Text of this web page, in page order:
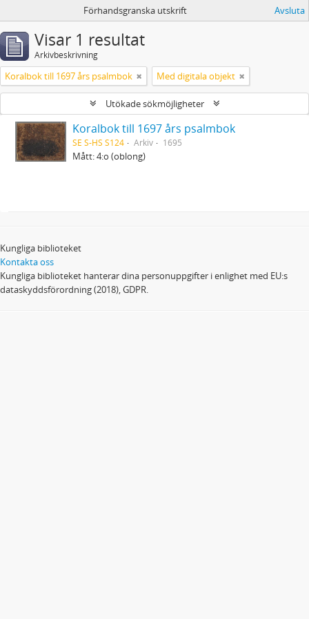
Förhandsgranska utskrift Avsluta
Visar 1 resultat
Arkivbeskrivning
Koralbok till 1697 års psalmbok Med digitala objekt
Utökade sökmöjligheter
Koralbok till 1697 års psalmbok
SE S-HS S124 Arkiv 1695
Mått: 4:o (oblong)
Kungliga biblioteket
Kontakta oss
Kungliga biblioteket hanterar dina personuppgifter i enlighet med EU:s
dataskyddsförordning (2018), GDPR.